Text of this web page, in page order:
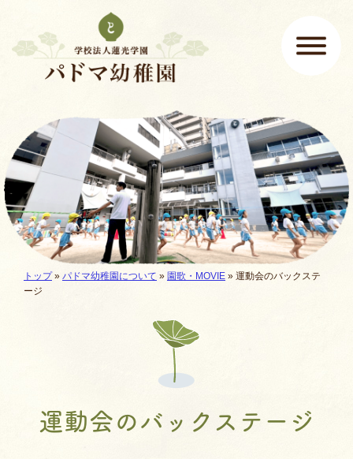
メインメニュー
ここから本文です。
現在地:
トップ» パドマ幼稚園について » 園歌・MOVIE » 運動会のバックステ
ージ
運動会のバックステージ